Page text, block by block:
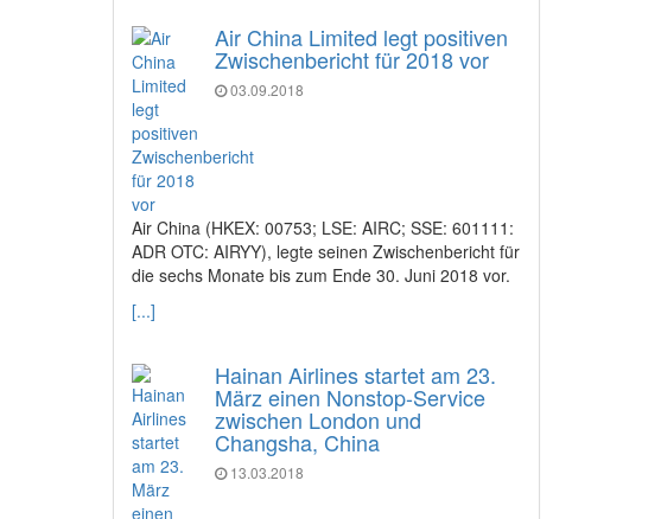
Air China Limited legt positiven
Zwischenbericht für 2018 vor
03.09.2018
Air China (HKEX: 00753; LSE: AIRC; SSE: 601111:
ADR OTC: AIRYY), legte seinen Zwischenbericht für
die sechs Monate bis zum Ende 30. Juni 2018 vor.
[...]
Hainan Airlines startet am 23.
März einen Nonstop-Service
zwischen London und
Changsha, China
13.03.2018